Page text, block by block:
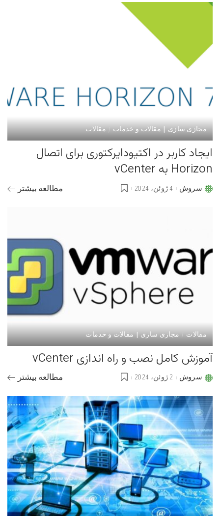
مجازی سازی | مقالات و خدمات مقالات
ایجاد کاربر در اکتیودایرکتوری برای اتصال
Horizon به vCenter
Postedسروش 4 ژوئن، 2024 مطالعه بیشتر
مقالات مجازی سازی | مقالات و خدمات
آموزش کامل نصب و راه اندازی vCenter
Postedسروش 2 ژوئن، 2024 مطالعه بیشتر